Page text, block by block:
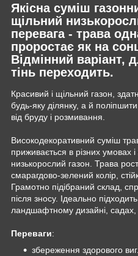
Якісна суміш
щільний
перевага - трава
проростає як на
Відмінний варіант,
тінь переходить.
Красивий і щільний газон,
будь-яку ділянку, а й
від бруду і розмивання.
Високодекоративний суміш
приживається в різних умовах
низькорослий газон. Трава
смарагдово-зелений колір,
Грамотно підібраний склад,
після зносу. Ідеально
ландшафтному дизайні, садах,
Переваги:
збереження здорового